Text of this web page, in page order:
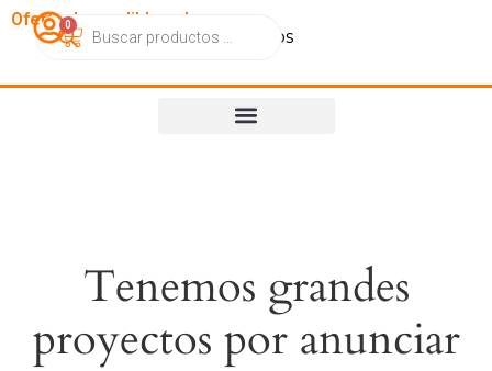
OfertasImperdibles.cl
CatálogoContactoNosotros
0
Tenemos grandes
proyectos por anunciar